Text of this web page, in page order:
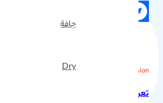
جافة
Dry Online Admission
تعریف الوحده IPD